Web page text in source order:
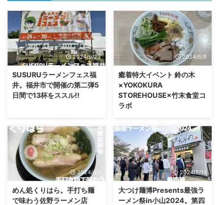
2024/9/23
SUSURUラーメンフェス福
井。福井市で開催の第二弾5
日間で13杯をススル!!
2024/6/8
癒着特大イベント 鈴の木
×YOKOKURA
STOREHOUSE×竹末食堂コ
ラボ
2024/6/1
めん処くりはら。手打ち麺
で味わう佐野ラーメン店
2024/5/12
大つけ麺博Presents最強ラ
ーメン祭in小山2024。第四